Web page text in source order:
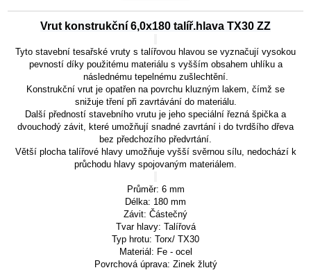
Vrut konstrukční 6,0x180 talíř.hlava TX30 ZZ
Tyto stavební tesařské vruty s talířovou hlavou se vyznačují vysokou
pevností díky použitému materiálu s vyšším obsahem uhlíku a
následnému tepelnému zušlechtění.
Konstrukční vrut je opatřen na povrchu kluzným lakem, čímž se
snižuje tření při zavrtávání do materiálu.
Další předností stavebního vrutu je jeho speciální řezná špička a
dvouchodý závit, které umožňují snadné zavrtání i do tvrdšího dřeva
bez předchozího předvrtání.
Větší plocha talířové hlavy umožňuje vyšší svěrnou sílu, nedochází k
průchodu hlavy spojovaným materiálem.
Průměr: 6 mm
Délka: 180 mm
Závit: Částečný
Tvar hlavy: Talířová
Typ hrotu: Torx/ TX30
Materiál: Fe - ocel
Povrchová úprava: Zinek žlutý